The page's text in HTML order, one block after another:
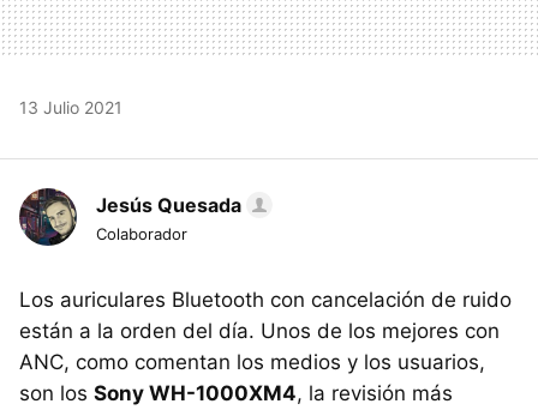
13 Julio 2021
Jesús Quesada
Colaborador
Los auriculares Bluetooth con cancelación de ruido
están a la orden del día. Unos de los mejores con
ANC, como comentan los medios y los usuarios,
son los Sony WH-1000XM4, la revisión más